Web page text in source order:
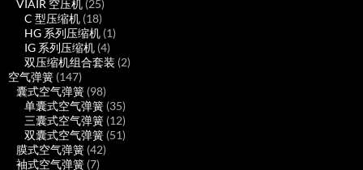
个
产
品
VIAIR 空压机 2525
个
产
品
C 型压缩机 1818
个
产
品
HG 系列压缩机 11
产
IG 系列压缩机 44
个
双压缩机组合套装 22
空气弹簧 147147
个
产
品
囊式空气弹簧 9898
个
产
品
单囊式空气弹簧 3535
个
产
三囊式空气弹簧 1212
个
双囊式空气弹簧 5151
膜式空气弹簧 4242
袖式空气弹簧 77